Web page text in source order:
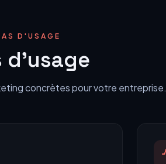
D'USAGE
d'usage
concrètes pour votre entreprise.